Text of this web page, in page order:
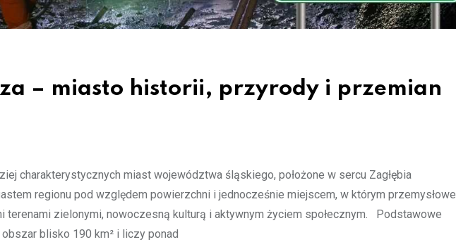
– miasto historii, przyrody i przemian
charakterystycznych miast województwa śląskiego, położone w sercu Zagłębia
regionu pod względem powierzchni i jednocześnie miejscem, w którym przemysłowe
terenami zielonymi, nowoczesną kulturą i aktywnym życiem społecznym. Podstawowe
blisko 190 km² i liczy ponad